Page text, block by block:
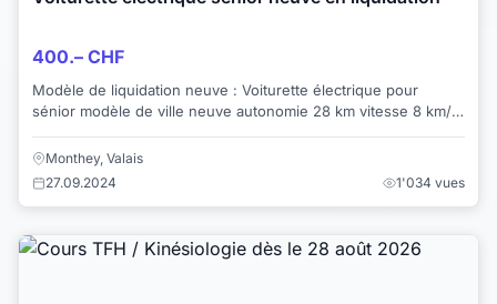
400.– CHF
Modèle de liquidation neuve : Voiturette électrique pour
sénior modèle de ville neuve autonomie 28 km vitesse 8 km/H
Monthey, Valais
27.09.2024
1'034 vues